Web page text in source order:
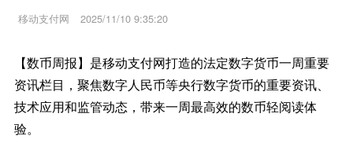
移动支付网 2025/11/10 9:35:20
【数币周报】是移动支付网打造的法定数字货币一周重要
资讯栏目，聚焦数字人民币等央行数字货币的重要资讯、
技术应用和监管动态，带来一周最高效的数币轻阅读体
验。